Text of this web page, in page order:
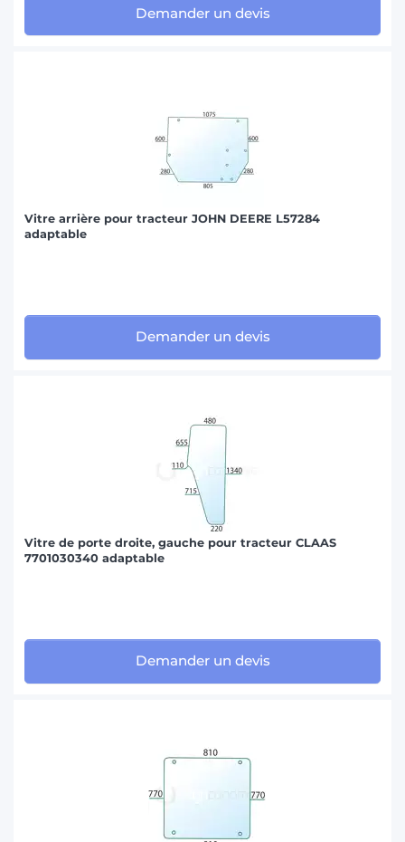
Demander un devis
Vitre arrière pour tracteur JOHN DEERE L57284
adaptable
Demander un devis
Vitre de porte droite, gauche pour tracteur CLAAS
7701030340 adaptable
Demander un devis